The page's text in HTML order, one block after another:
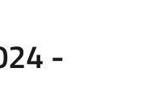
-